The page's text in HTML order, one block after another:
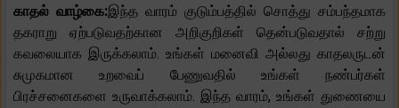
காதல் வாழ்கை:இந்த வாரம் குடும்பத்தில் சொத்து சம்பந்தமாக
தகராறு ஏற்படுவதற்கான அறிகுறிகள் தென்படுவதால் சற்று
கவலையாக இருக்கலாம். உங்கள் மனைவி அல்லது காதலருடன்
சுமுகமான உறவைப் பேணுவதில் உங்கள் நண்பர்கள்
பிரச்சனைகளை உருவாக்கலாம். இந்த வாரம், உங்கள் துணையை